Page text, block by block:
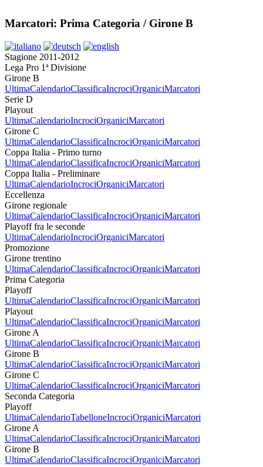
Marcatori: Prima Categoria / Girone B
Stagione 2011-2012
Lega Pro 1ª Divisione
Girone B
UltimaCalendarioClassificaIncrociOrganiciMarcatori
Serie D
Playout
UltimaCalendarioIncrociOrganiciMarcatori
Girone C
UltimaCalendarioClassificaIncrociOrganiciMarcatori
Coppa Italia - Primo turno
UltimaCalendarioClassificaIncrociOrganiciMarcatori
Coppa Italia - Preliminare
UltimaCalendarioIncrociOrganiciMarcatori
Eccellenza
Girone regionale
UltimaCalendarioClassificaIncrociOrganiciMarcatori
Playoff fra le seconde
UltimaCalendarioIncrociOrganiciMarcatori
Promozione
Girone trentino
UltimaCalendarioClassificaIncrociOrganiciMarcatori
Prima Categoria
Playoff
UltimaCalendarioClassificaIncrociOrganiciMarcatori
Playout
UltimaCalendarioClassificaIncrociOrganiciMarcatori
Girone A
UltimaCalendarioClassificaIncrociOrganiciMarcatori
Girone B
UltimaCalendarioClassificaIncrociOrganiciMarcatori
Girone C
UltimaCalendarioClassificaIncrociOrganiciMarcatori
Seconda Categoria
Playoff
UltimaCalendarioTabelloneIncrociOrganiciMarcatori
Girone A
UltimaCalendarioClassificaIncrociOrganiciMarcatori
Girone B
UltimaCalendarioClassificaIncrociOrganiciMarcatori